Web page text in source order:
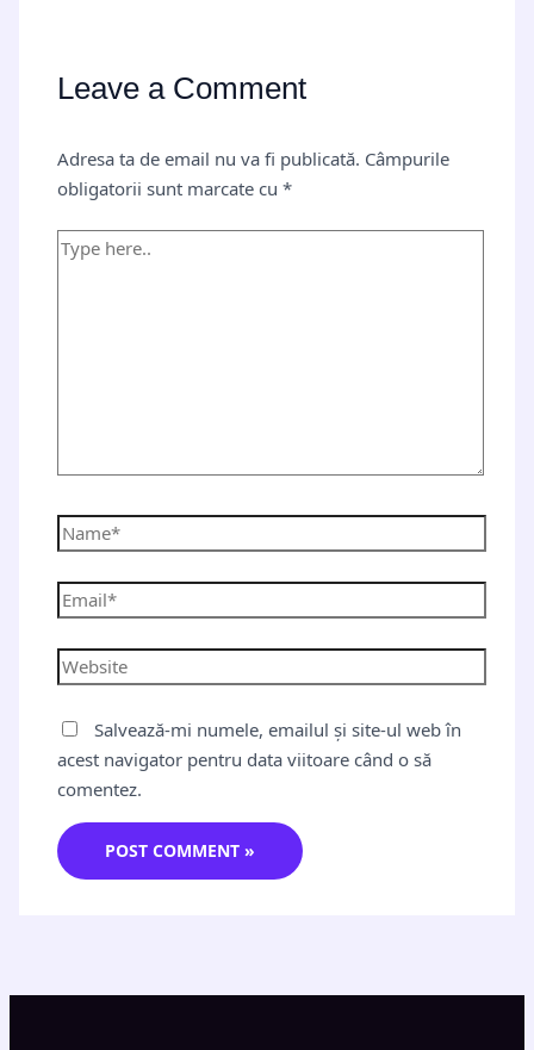
Leave a Comment
Adresa ta de email nu va fi publicată. Câmpurile
obligatorii sunt marcate cu*
Salvează-mi numele, emailul și site-ul web în
acest navigator pentru data viitoare când o să
comentez.